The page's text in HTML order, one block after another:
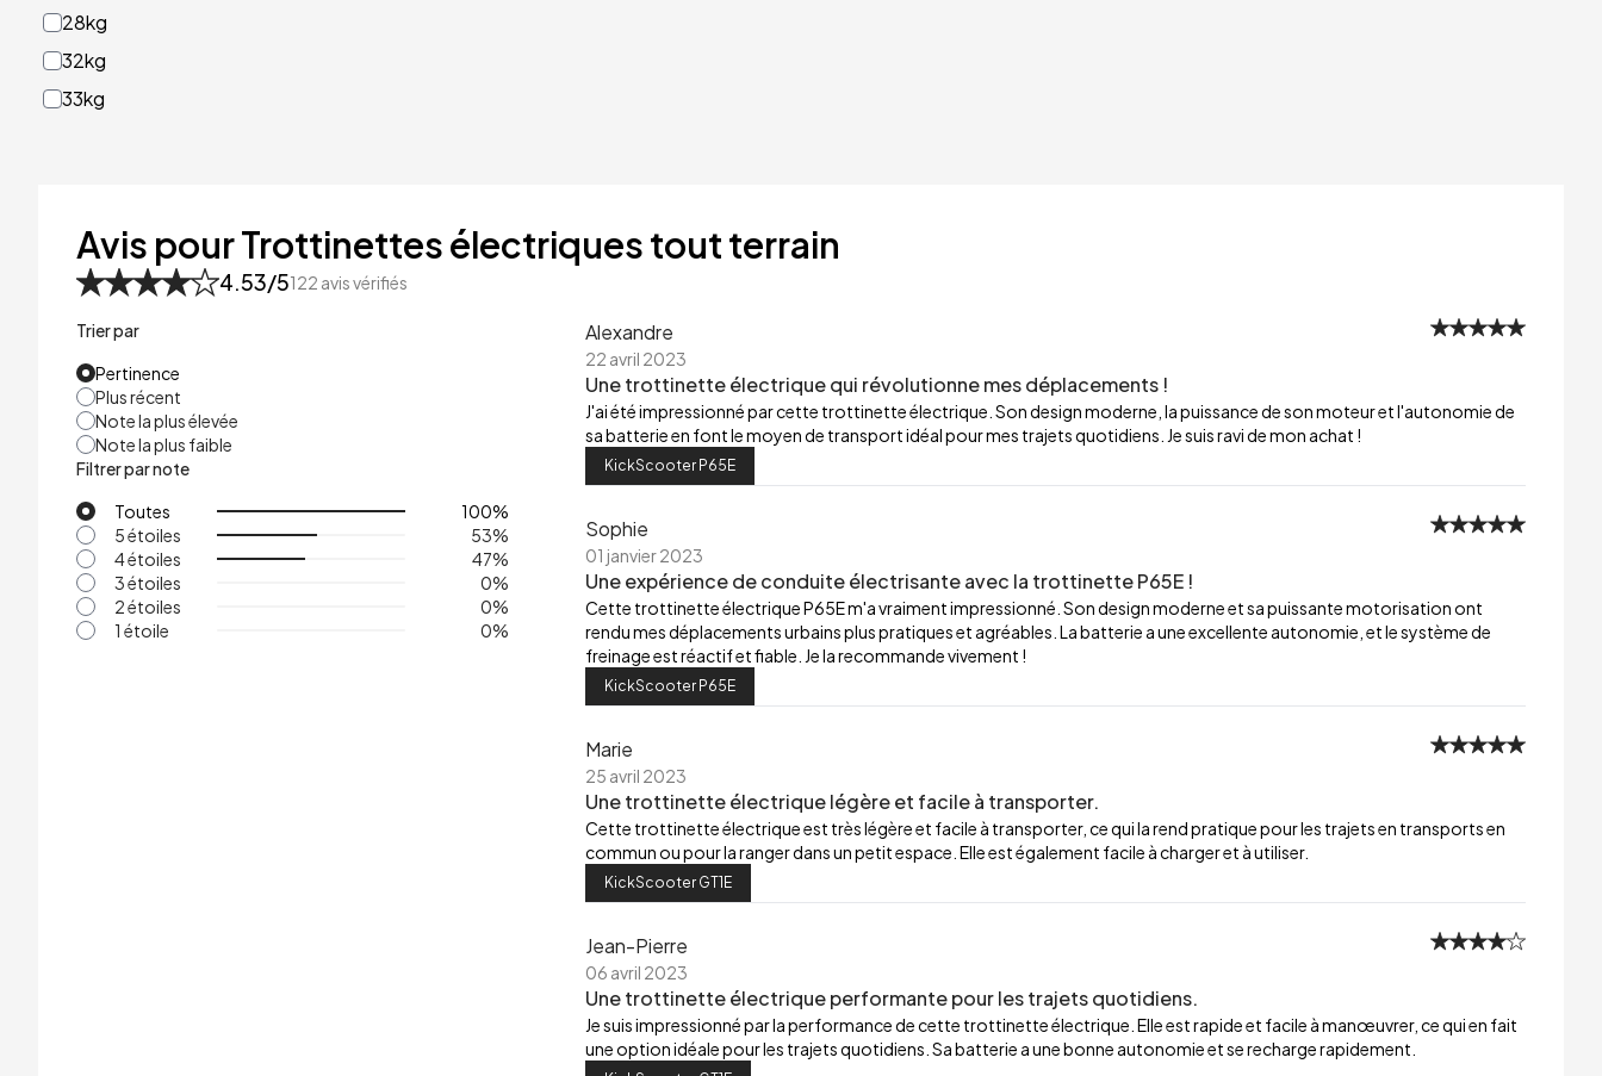
28kg
32kg
33kg
53kg
Avis pour Trottinettes électriques tout terrain
4.53/5122 avis vérifiés
Trier par
Pertinence
Plus récent
Note la plus élevée
Note la plus faible
Filtrer par note
Toutes
100%
5 étoiles
53%
4 étoiles
47%
3 étoiles
0%
2 étoiles
0%
1 étoile
0%
Alexandre
22 avril 2023
Une trottinette électrique qui révolutionne mes déplacements !
J'ai été impressionné par cette trottinette électrique. Son design moderne, la puissance de son moteur et l'autonomie de
sa batterie en font le moyen de transport idéal pour mes trajets quotidiens. Je suis ravi de mon achat !
KickScooter P65E
Sophie
01 janvier 2023
Une expérience de conduite électrisante avec la trottinette P65E !
Cette trottinette électrique P65E m'a vraiment impressionné. Son design moderne et sa puissante motorisation ont
rendu mes déplacements urbains plus pratiques et agréables. La batterie a une excellente autonomie, et le système de
freinage est réactif et fiable. Je la recommande vivement !
KickScooter P65E
Marie
25 avril 2023
Une trottinette électrique légère et facile à transporter.
Cette trottinette électrique est très légère et facile à transporter, ce qui la rend pratique pour les trajets en transports en
commun ou pour la ranger dans un petit espace. Elle est également facile à charger et à utiliser.
KickScooter GT1E
Jean-Pierre
06 avril 2023
Une trottinette électrique performante pour les trajets quotidiens.
Je suis impressionné par la performance de cette trottinette électrique. Elle est rapide et facile à manœuvrer, ce qui en fait
une option idéale pour les trajets quotidiens. Sa batterie a une bonne autonomie et se recharge rapidement.